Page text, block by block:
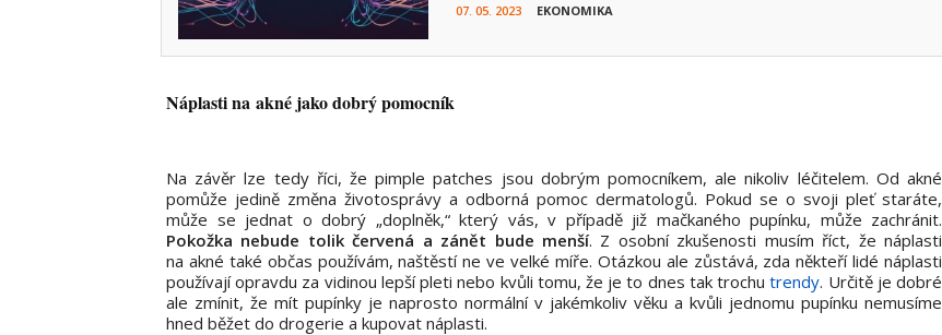
07. 05. 2023 EKONOMIKA
Náplasti na akné jako dobrý pomocník
Na závěr lze tedy říci, že pimple patches jsou dobrým pomocníkem, ale nikoliv léčitelem. Od akné
pomůže jedině změna životosprávy a odborná pomoc dermatologů. Pokud se o svoji pleť staráte,
může se jednat o dobrý „doplněk,“ který vás, v případě již mačkaného pupínku, může zachránit.
Pokožka nebude tolik červená a zánět bude menší. Z osobní zkušenosti musím říct, že náplasti
na akné také občas používám, naštěstí ne ve velké míře. Otázkou ale zůstává, zda někteří lidé náplasti
používají opravdu za vidinou lepší pleti nebo kvůli tomu, že je to dnes tak trochutrendy. Určitě je dobré
ale zmínit, že mít pupínky je naprosto normální v jakémkoliv věku a kvůli jednomu pupínku nemusíme
hned běžet do drogerie a kupovat náplasti.